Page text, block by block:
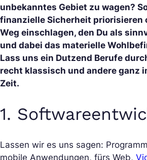
unbekanntes Gebiet zu wagen?
finanzielle Sicherheit priorisieren
Weg einschlagen, den Du als
und dabei das materielle
Lass uns ein Dutzend Berufe
recht klassisch und andere ganz
Zeit.
1.
Lassen wir es uns sagen:
mobile Anwendungen, fürs Web,